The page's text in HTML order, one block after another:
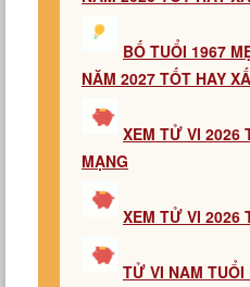
BỐ TUỔI 1967
NĂM 2027 TỐT HAY
XEM TỬ VI 2026
MẠNG
XEM TỬ VI 2026
TỬ VI NAM TUỔI